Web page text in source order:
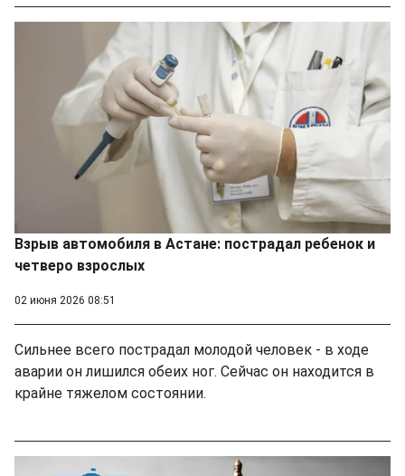
Взрыв автомобиля в Астане: пострадал ребенок и
четверо взрослых
02 июня 2026 08:51
Сильнее всего пострадал молодой человек - в ходе
аварии он лишился обеих ног. Сейчас он находится в
крайне тяжелом состоянии.